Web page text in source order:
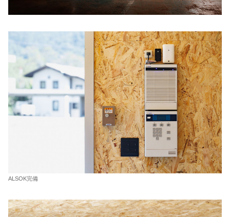
ALSOK完備